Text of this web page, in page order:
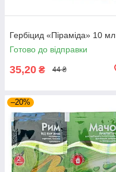
Гербіцид «Піраміда» 10 мл
Готово до відправки
35,20 ₴ 44 ₴
–20%